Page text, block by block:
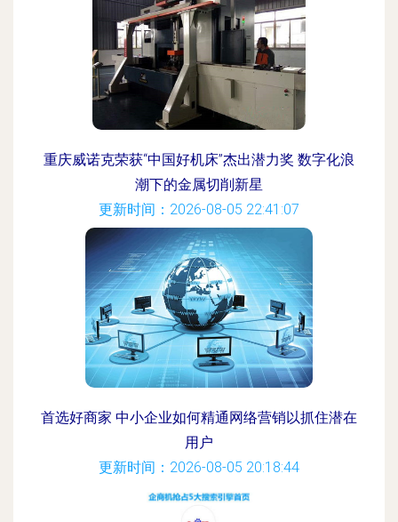
重庆威诺克荣获“中国好机床”杰出潜力奖 数字化浪
潮下的金属切削新星
更新时间：2026-08-05 22:41:07
首选好商家 中小企业如何精通网络营销以抓住潜在
用户
更新时间：2026-08-05 20:18:44